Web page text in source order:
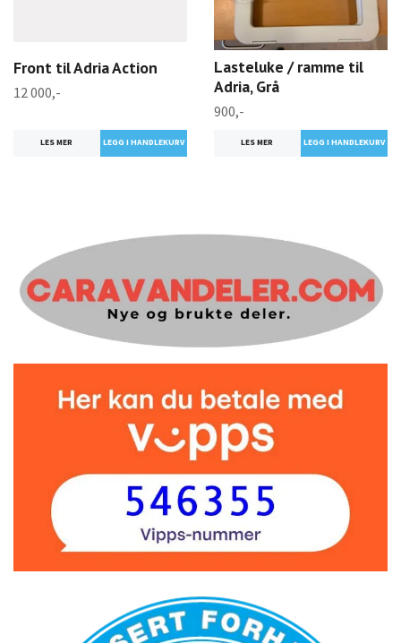
Front til Adria Action
12 000,-
LES MER
Lasteluke / ramme til
Adria, Grå
900,-
LES MER